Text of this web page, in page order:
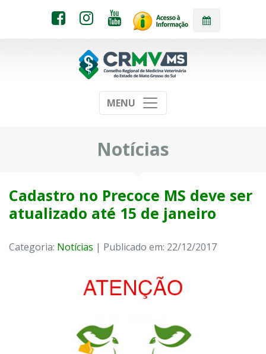
MENU
Notícias
Cadastro no Precoce MS deve ser
atualizado até 15 de janeiro
Categoria: Notícias | Publicado em: 22/12/2017